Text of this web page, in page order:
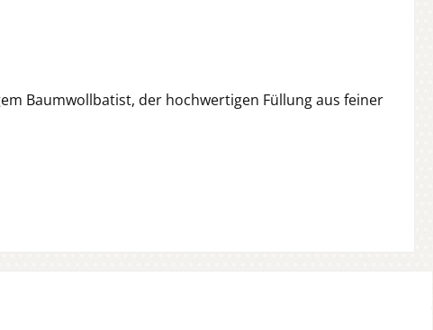
Baumwollbatist, der hochwertigen Füllung aus feiner